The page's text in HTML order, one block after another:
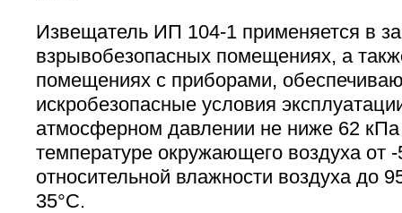
Извещатель ИП 104-1 применяется в
взрывобезопасных помещениях, а
помещениях с приборами,
искробезопасные условия
атмосферном давлении не ниже 62 кПа
температуре окружающего воздуха от
относительной влажности воздуха до
35°С.